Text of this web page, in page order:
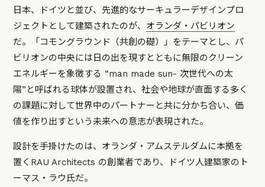
日本、ドイツと並び、先進的なサーキュラーデザインプロ
ジェクトとして建築されたのが、 オランダ・パビリオン
だ。「コモングラウンド（共創の礎）」をテーマとし、パ
ビリオンの中央には日の出を現すとともに無限のクリーン
エネルギーを象徴する “man made sun- 次世代への太
陽”と呼ばれる球体が設置され、社会や地球が直面する多く
の課題に対して世界中のパートナーと共に分かち合い、価
値を作り出すという未来への意志が表現された。
設計を手掛けたのは、オランダ・アムステルダムに本拠を
置くRAU Architects の創業者であり、ドイツ人建築家のト
ーマス・ラウ氏だ。